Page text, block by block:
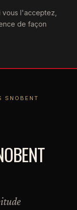
vous l'acceptez,
de façon
SNOBENT